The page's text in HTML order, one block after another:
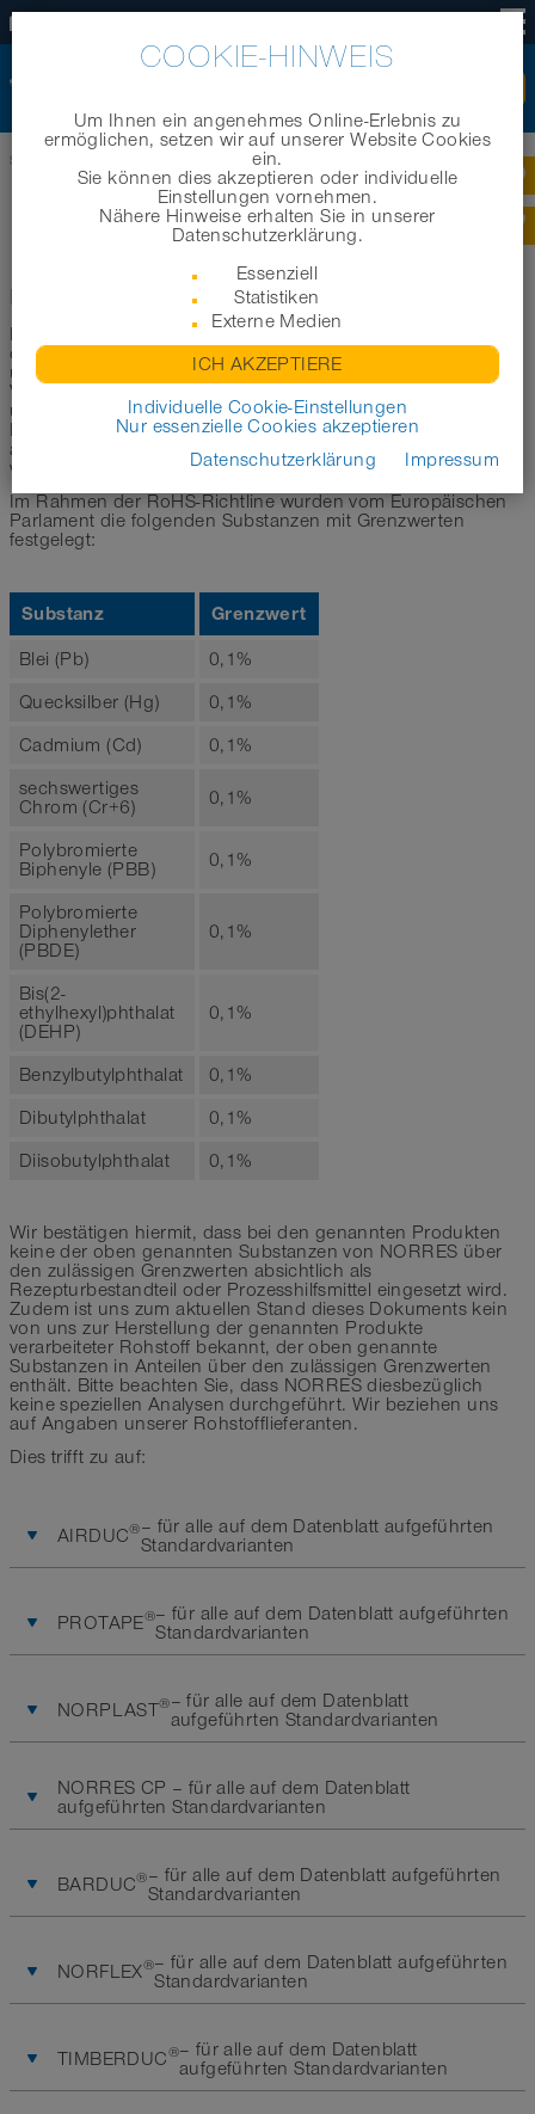
Startseite Technische Informationen
ROHS-RICHTLINIEN
Konformität von NORRES Produkten
Die EU-Richtlinie 2015/863/ EU RoHS 3 zur Beschränkung
der Verwendung bestimmter gefährlicher Stoffe in Elektro-
und Elektronikgeräten löste am 22.07.2019 die
Vorläuferrichtlinien ab. Als Hersteller technischer Schläuche
und flexibler Schlauchsystemlösungen fallen unsere
Produkte nur unter diese Richtlinie, wenn Sie vom Kunden
als Bauteil in Elektro- und Elektronikgeräten eingesetzt
werden.
Im Rahmen der RoHS-Richtline wurden vom Europäischen
Parlament die folgenden Substanzen mit Grenzwerten
festgelegt:
Substanz Grenzwert
Blei (Pb)
0,1%
Quecksilber (Hg)
0,1%
Cadmium (Cd)
0,1%
sechswertiges
Chrom (Cr+6)
0,1%
Polybromierte
Biphenyle (PBB)
0,1%
Polybromierte
Diphenylether
(PBDE)
0,1%
Bis(2-
ethylhexyl)phthalat
(DEHP)
0,1%
Benzylbutylphthalat
0,1%
Dibutylphthalat
0,1%
Diisobutylphthalat
0,1%
Wir bestätigen hiermit, dass bei den genannten Produkten
keine der oben genannten Substanzen von NORRES über
den zulässigen Grenzwerten absichtlich als
Rezepturbestandteil oder Prozesshilfsmittel eingesetzt wird.
Zudem ist uns zum aktuellen Stand dieses Dokuments kein
von uns zur Herstellung der genannten Produkte
verarbeiteter Rohstoff bekannt, der oben genannte
Substanzen in Anteilen über den zulässigen Grenzwerten
enthält. Bitte beachten Sie, dass NORRES diesbezüglich
keine speziellen Analysen durchgeführt. Wir beziehen uns
auf Angaben unserer Rohstofflieferanten.
Dies trifft zu auf:
AIRDUC®– für alle auf dem Datenblatt aufgeführten
Standardvarianten
PROTAPE®– für alle auf dem Datenblatt aufgeführten
Standardvarianten
NORPLAST®– für alle auf dem Datenblatt
aufgeführten Standardvarianten
NORRES CP – für alle auf dem Datenblatt
aufgeführten Standardvarianten
BARDUC®– für alle auf dem Datenblatt aufgeführten
Standardvarianten
NORFLEX®– für alle auf dem Datenblatt aufgeführten
Standardvarianten
TIMBERDUC®– für alle auf dem Datenblatt
aufgeführten Standardvarianten
COOKIE-HINWEIS
Um Ihnen ein angenehmes Online-Erlebnis zu
ermöglichen, setzen wir auf unserer Website Cookies
ein.
Sie können dies akzeptieren oder individuelle
Einstellungen vornehmen.
Nähere Hinweise erhalten Sie in unserer
Datenschutzerklärung.
Essenziell
Statistiken
Externe Medien
ICH AKZEPTIERE
Individuelle Cookie-Einstellungen
Nur essenzielle Cookies akzeptieren
Datenschutzerklärung
Impressum